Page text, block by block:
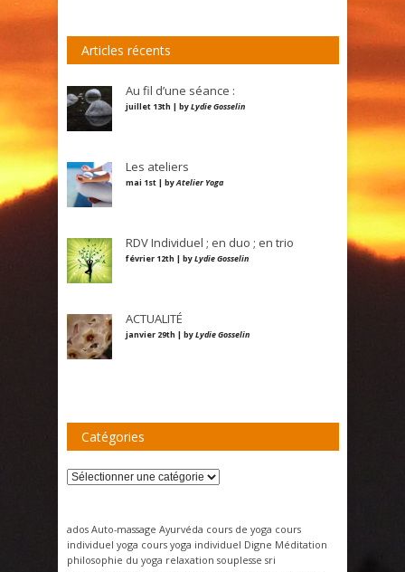
Articles récents
Au fil d’une séance :
juillet 13th | byLydie Gosselin
Les ateliers
mai 1st | byAtelier Yoga
RDV Individuel ; en duo ; en trio
février 12th | byLydie Gosselin
ACTUALITÉ
janvier 29th | byLydie Gosselin
Catégories
Catégories
ados Auto-massage Ayurvéda cours de yoga cours
individuel yoga cours yoga individuel Digne Méditation
philosophie du yoga relaxation souplesse sri